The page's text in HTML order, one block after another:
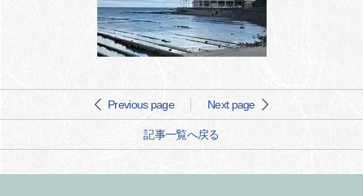
Previous page Next page
記事一覧へ戻る